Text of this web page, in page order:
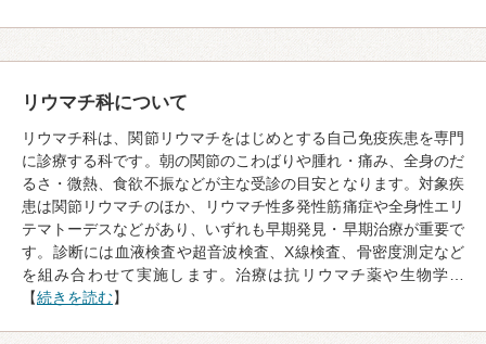
リウマチ科について
リウマチ科は、関節リウマチをはじめとする自己免疫疾患を専門
に診療する科です。朝の関節のこわばりや腫れ・痛み、全身のだ
るさ・微熱、食欲不振などが主な受診の目安となります。対象疾
患は関節リウマチのほか、リウマチ性多発性筋痛症や全身性エリ
テマトーデスなどがあり、いずれも早期発見・早期治療が重要で
す。診断には血液検査や超音波検査、X線検査、骨密度測定など
を組み合わせて実施します。治療は抗リウマチ薬や生物学…
【続きを読む】